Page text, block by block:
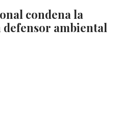
condena la
defensor ambiental